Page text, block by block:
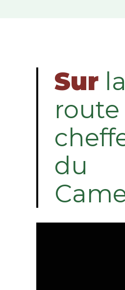
Sur la
route
du